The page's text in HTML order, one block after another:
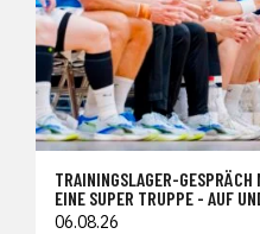
TRAININGSLAGER-
EINE SUPER TRUPPE - AUF
06.08.26